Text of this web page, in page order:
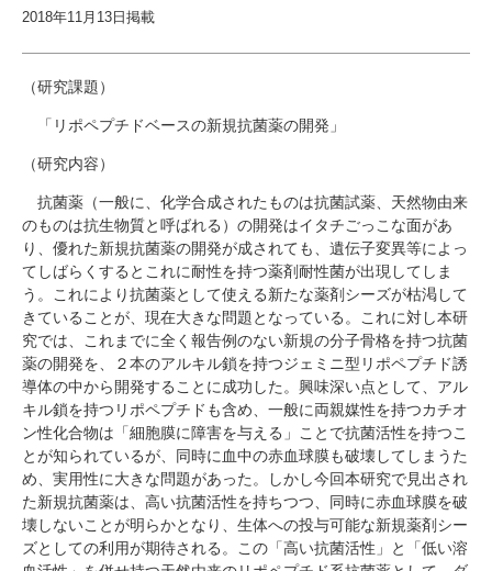
研究・教員Navi
受験生
企業・研究者
アクセス
2018年11月13日掲載
（研究課題）
「リポペプチドベースの新規抗菌薬の開発」
（研究内容）
抗菌薬（一般に、化学合成されたものは抗菌試薬、天然物由来
のものは抗生物質と呼ばれる）の開発はイタチごっこな面があ
り、優れた新規抗菌薬の開発が成されても、遺伝子変異等によっ
てしばらくするとこれに耐性を持つ薬剤耐性菌が出現してしま
う。これにより抗菌薬として使える新たな薬剤シーズが枯渇して
きていることが、現在大きな問題となっている。これに対し本研
究では、これまでに全く報告例のない新規の分子骨格を持つ抗菌
薬の開発を、２本のアルキル鎖を持つジェミニ型リポペプチド誘
導体の中から開発することに成功した。興味深い点として、アル
キル鎖を持つリポペプチドも含め、一般に両親媒性を持つカチオ
ン性化合物は「細胞膜に障害を与える」ことで抗菌活性を持つこ
とが知られているが、同時に血中の赤血球膜も破壊してしまうた
め、実用性に大きな問題があった。しかし今回本研究で見出され
た新規抗菌薬は、高い抗菌活性を持ちつつ、同時に赤血球膜を破
壊しないことが明らかとなり、生体への投与可能な新規薬剤シー
ズとしての利用が期待される。この「高い抗菌活性」と「低い溶